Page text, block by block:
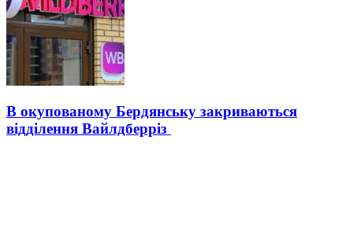
В окупованому Бердянську закриваються
відділення Вайлдберріз